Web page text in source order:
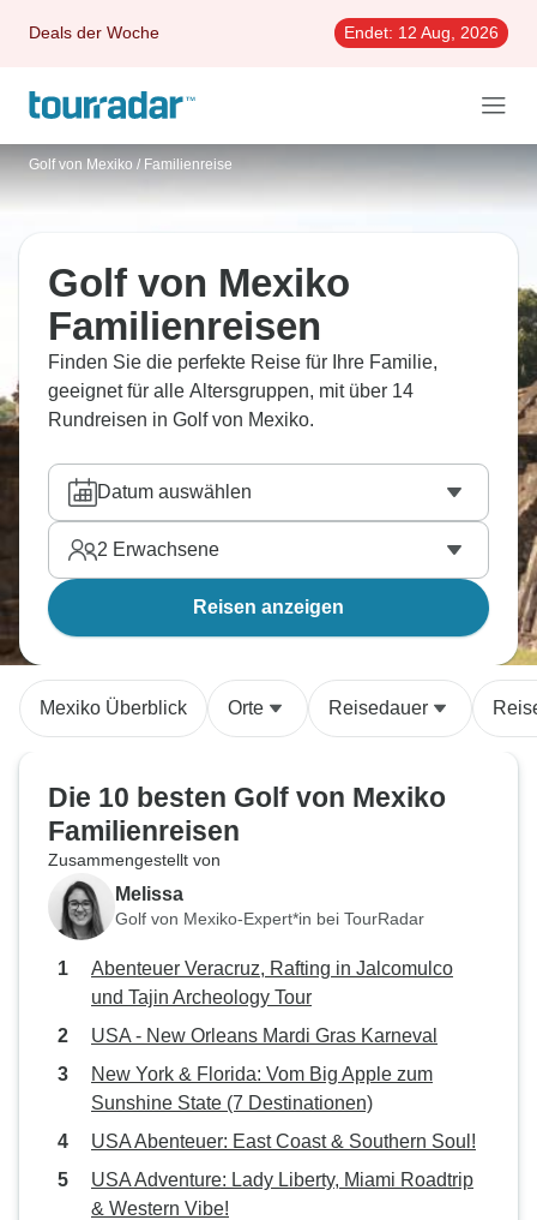
Deals der Woche Endet: 12 Aug, 2026
Golf von Mexiko / Familienreise
Golf von Mexiko
Familienreisen
Finden Sie die perfekte Reise für Ihre Familie,
geeignet für alle Altersgruppen, mit über 14
Rundreisen in Golf von Mexiko.
Datum auswählen
2 Erwachsene
Reisen anzeigen
Mexiko Überblick Orte Reisedauer
Die 10 besten Golf von Mexiko
Familienreisen
Zusammengestellt von
Melissa
Golf von Mexiko-Expert*in bei TourRadar
Abenteuer Veracruz, Rafting in Jalcomulco
und Tajin Archeology Tour
USA - New Orleans Mardi Gras Karneval
New York & Florida: Vom Big Apple zum
Sunshine State (7 Destinationen)
USA Abenteuer: East Coast & Southern Soul!
USA Adventure: Lady Liberty, Miami Roadtrip
& Western Vibe!